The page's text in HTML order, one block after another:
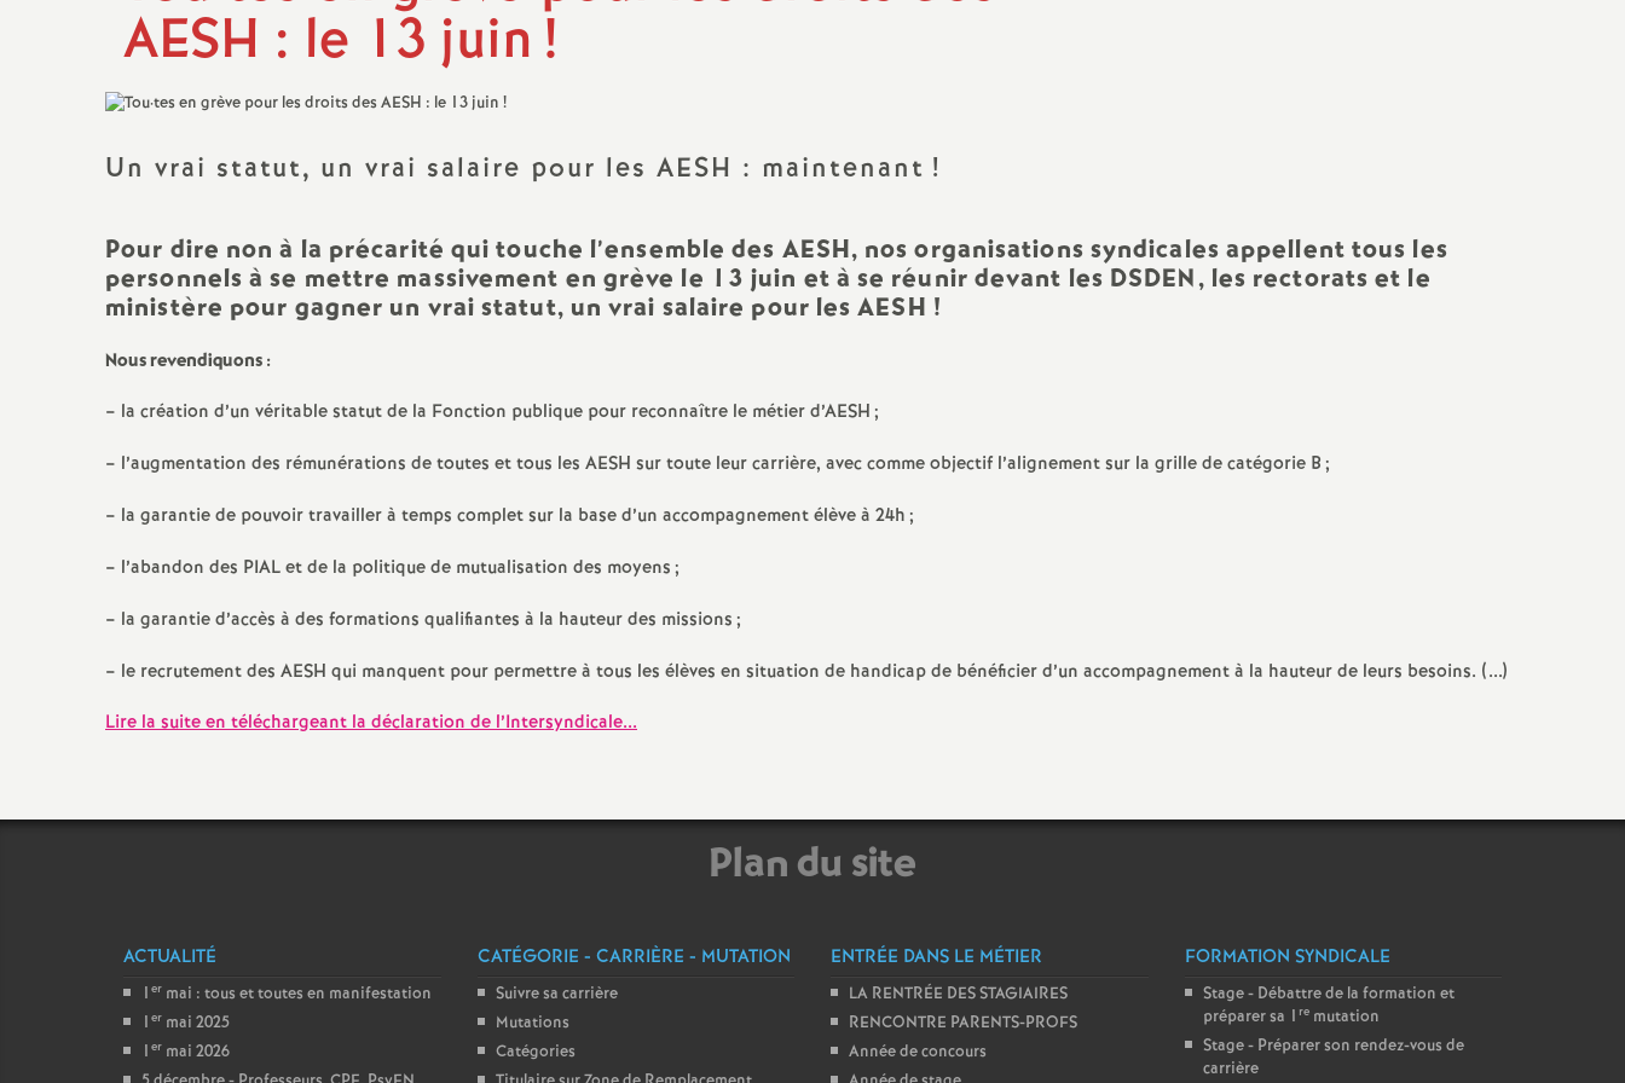
N
o
n
l
d
e
s
E
s
i
g
n
Titulaire sur Zone de
Remplacement
AESH : le 13 juin !
Un vrai statut, un vrai salaire pour les AESH : maintenant !
Pour dire non à la précarité qui touche l’ensemble des AESH, nos organisations syndicales appellent tous les
personnels à se mettre massivement en grève le 13 juin et à se réunir devant les DSDEN, les rectorats et le
ministère pour gagner un vrai statut, un vrai salaire pour les AESH !
Nous revendiquons :
– la création d’un véritable statut de la Fonction publique pour reconnaître le métier d’AESH;
– l’augmentation des rémunérations de toutes et tous les AESH sur toute leur carrière, avec comme objectif l’alignement sur la grille de catégorie B;
– la garantie de pouvoir travailler à temps complet sur la base d’un accompagnement élève à 24h;
– l’abandon des PIAL et de la politique de mutualisation des moyens;
– la garantie d’accès à des formations qualifiantes à la hauteur des missions;
– le recrutement des AESH qui manquent pour permettre à tous les élèves en situation de handicap de bénéficier d’un accompagnement à la hauteur de leurs besoins. (...)
Lire la suite en téléchargeant la déclaration de l’Intersyndicale...
Plan du site
ACTUALITÉ
1 er mai : tous et toutes en manifestation
1 er mai 2025
1 er mai 2026
CATÉGORIE - CARRIÈRE - MUTATION
Suivre sa carrière
Mutations
Catégories
ENTRÉE DANS LE MÉTIER
LA RENTRÉE DES STAGIAIRES
RENCONTRE PARENTS-PROFS
Année de concours
FORMATION SYNDICALE
Stage - Débattre de la formation et
préparer sa 1 remutation
Stage - Préparer son rendez-vous de
carrière